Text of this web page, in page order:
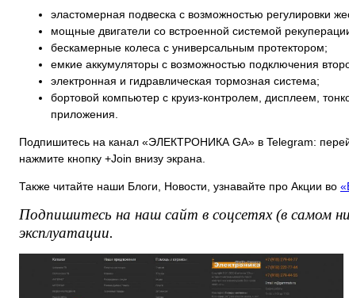
эластомерная подвеска с возможностью регулировки
мощные двигатели со встроенной системой
бескамерные колеса с универсальным протектором;
емкие аккумуляторы с возможностью подключения
электронная и гидравлическая тормозная система;
бортовой компьютер с круиз-контролем, дисплеем,
приложения.
Подпишитесь на канал «ЭЛЕКТРОНИКА GA» в Telegram:
нажмите кнопку +Join внизу экрана.
Также читайте наши Блоги, Новости, узнавайте про Акции во
Подпишитесь на наш сайт в соцсетях (в самом
эксплуатации.